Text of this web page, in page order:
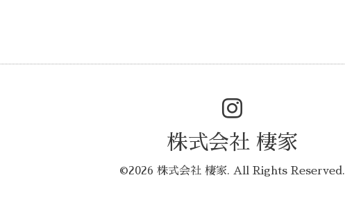
株式会社 棲家
©2026 株式会社 棲家. All Rights Reserved.